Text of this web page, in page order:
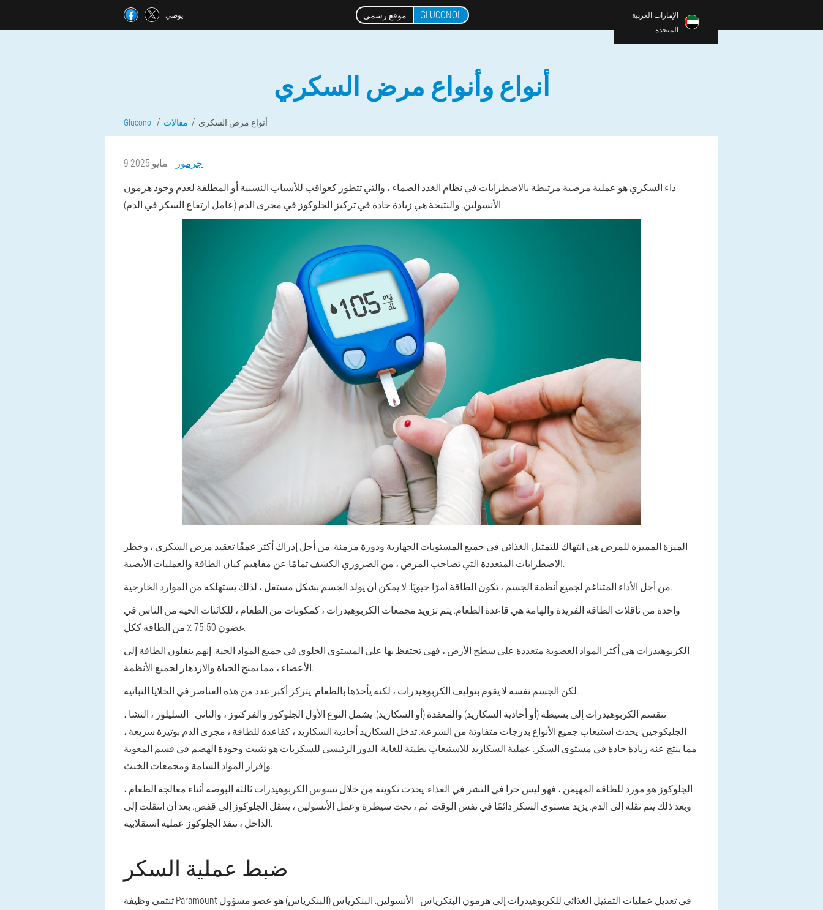
يوصي موقع رسمي GLUCONOL
الإمارات العربية
المتحدة
أنواع وأنواع مرض السكري
Gluconol مقالات أنواع مرض السكري
9 مايو 2025
جرموز
داء السكري هو عملية مرضية مرتبطة بالاضطرابات في نظام الغدد الصماء ، والتي تتطور كعواقب للأسباب النسبية أو المطلقة لعدم وجود هرمون
الأنسولين. والنتيجة هي زيادة حادة في تركيز الجلوكوز في مجرى الدم (عامل ارتفاع السكر في الدم).
الميزة المميزة للمرض هي انتهاك للتمثيل الغذائي في جميع المستويات الجهازية ودورة مزمنة. من أجل إدراك أكثر عمقًا تعقيد مرض السكري ، وخطر
الاضطرابات المتعددة التي تصاحب المرض ، من الضروري الكشف تمامًا عن مفاهيم كيان الطاقة والعمليات الأيضية.
من أجل الأداء المتناغم لجميع أنظمة الجسم ، تكون الطاقة أمرًا حيويًا. لا يمكن أن يولد الجسم بشكل مستقل ، لذلك يستهلكه من الموارد الخارجية.
واحدة من ناقلات الطاقة الفريدة والهامة هي قاعدة الطعام. يتم تزويد مجمعات الكربوهيدرات ، كمكونات من الطعام ، للكائنات الحية من الناس في
غضون 50-75 ٪ من الطاقة ككل.
الكربوهيدرات هي أكثر المواد العضوية متعددة على سطح الأرض ، فهي تحتفظ بها على المستوى الخلوي في جميع المواد الحية. إنهم ينقلون الطاقة إلى
الأعضاء ، مما يمنح الحياة والازدهار لجميع الأنظمة.
لكن الجسم نفسه لا يقوم بتوليف الكربوهيدرات ، لكنه يأخذها بالطعام. يتركز أكبر عدد من هذه العناصر في الخلايا النباتية.
تنقسم الكربوهيدرات إلى بسيطة (أو أحادية السكاريد) والمعقدة (أو السكاريد). يشمل النوع الأول الجلوكوز والفركتوز ، والثاني - السليلوز ، النشا ،
الجليكوجين. يحدث استيعاب جميع الأنواع بدرجات متفاوتة من السرعة. تدخل السكاريد أحادية السكاريد ، كقاعدة للطاقة ، مجرى الدم بوتيرة سريعة ،
مما ينتج عنه زيادة حادة في مستوى السكر. عملية السكاريد للاستيعاب بطيئة للغاية. الدور الرئيسي للسكريات هو تثبيت وجودة الهضم في قسم المعوية
وإفراز المواد السامة ومجمعات الخبث.
الجلوكوز هو مورد للطاقة المهيمن ، فهو ليس حرا في النشر في الغذاء. يحدث تكوينه من خلال تسوس الكربوهيدرات ثالثة البوصة أثناء معالجة الطعام ،
وبعد ذلك يتم نقله إلى الدم. يزيد مستوى السكر دائمًا في نفس الوقت. ثم ، تحت سيطرة وعمل الأنسولين ، ينتقل الجلوكوز إلى قفص. بعد أن انتقلت إلى
الداخل ، تنفذ الجلوكوز عملية استقلابية.
ضبط عملية السكر
تنتمي وظيفة Paramount في تعديل عمليات التمثيل الغذائي للكربوهيدرات إلى هرمون البنكرياس - الأنسولين. البنكرياس (البنكرياس) هو عضو مسؤول